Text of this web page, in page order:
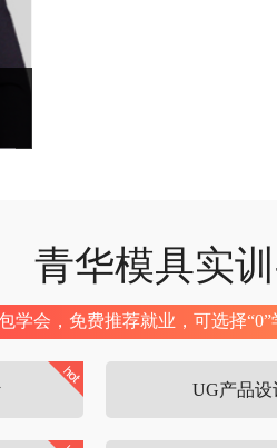
青华模具实
学会，免费推荐就业，可选择
UG产品设